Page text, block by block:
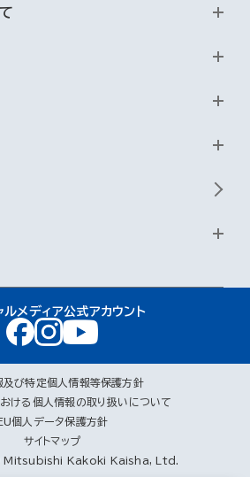
ルメディア公式アカウント
Kakoki Kaisha, Ltd.
及び特定個人情報等保護方針
おける個人情報の取り扱いについて
個人データ保護方針
サイトマップ